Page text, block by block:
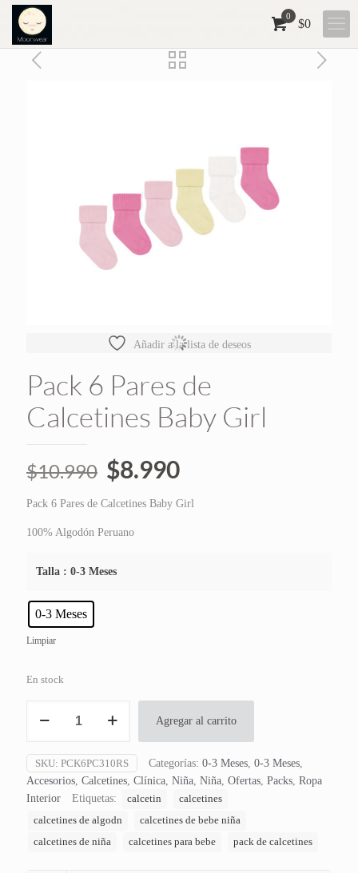
0
$0
Añadir a la lista de deseos
Pack 6 Pares de
Calcetines Baby Girl
$10.990 El
precio
original
era:
$10.990.
$8.990El
precio
actual
Pack 6 Pares de Calcetines Baby Girl
100% Algodón Peruano
Talla : 0-3 Meses
0-3 Meses
Limpiar
En stock
de
Calcetines
Baby
cantidad
Agregar al carrito
SKU: PCK6PC310RS Categorías: 0-3 Meses 0-3 Meses
Accesorios Calcetines Clínica Niña Niña Ofertas Packs Ropa
Interior
Etiquetas: calcetin
calcetines
calcetines de algodn
calcetines de bebe niña
calcetines de niña
calcetines para bebe pack de calcetines